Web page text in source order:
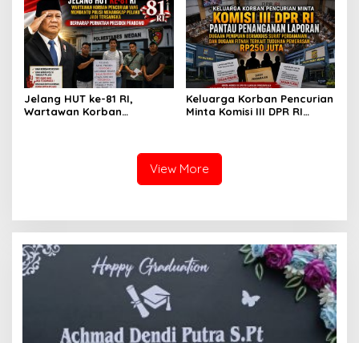
Setelah Membantu Polisi
Menangkap Maling Atas
Atensi Ketua Komisi III DPR
RI Bapak Habiburokhman
dan Rasa Kecewa
Lambatnya Penanganan
Pekara di Polrestabes
Medan
Jelang HUT ke-81 RI,
Wartawan Korban
Keluarga Korban Pencurian
Minta Komisi III DPR RI
Perdamaian dan Dugaan
Fitnah Terkait Tuduhan
Pemerasan Rp250 Juta
View More